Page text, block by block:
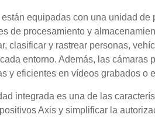
están equipadas con una unidad
de procesamiento y
clasificar y rastrear personas,
entorno. Además, las
y eficientes en vídeos grabados o
integrada es una de las
Axis y simplificar la